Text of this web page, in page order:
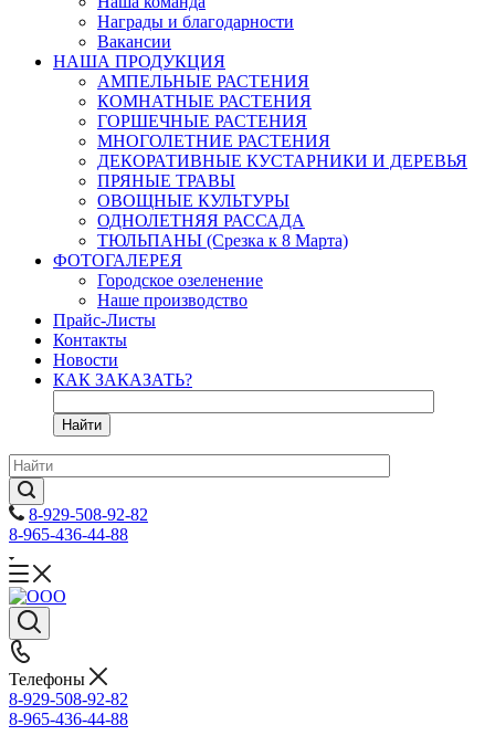
Награды и благодарности
Вакансии
НАША ПРОДУКЦИЯ
АМПЕЛЬНЫЕ РАСТЕНИЯ
КОМНАТНЫЕ РАСТЕНИЯ
ГОРШЕЧНЫЕ РАСТЕНИЯ
МНОГОЛЕТНИЕ РАСТЕНИЯ
ДЕКОРАТИВНЫЕ КУСТАРНИКИ И ДЕРЕВЬЯ
ПРЯНЫЕ ТРАВЫ
ОВОЩНЫЕ КУЛЬТУРЫ
ОДНОЛЕТНЯЯ РАССАДА
ТЮЛЬПАНЫ (Срезка к 8 Марта)
ФОТОГАЛЕРЕЯ
Городское озеленение
Наше производство
Прайс-Листы
Контакты
Новости
КАК ЗАКАЗАТЬ?
Найти
8-929-508-92-82
8-965-436-44-88
Телефоны
8-929-508-92-82
8-965-436-44-88